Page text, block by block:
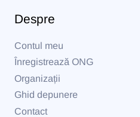
Despre
Contul meu
Înregistrează ONG
Organizații
Ghid depunere
Contact